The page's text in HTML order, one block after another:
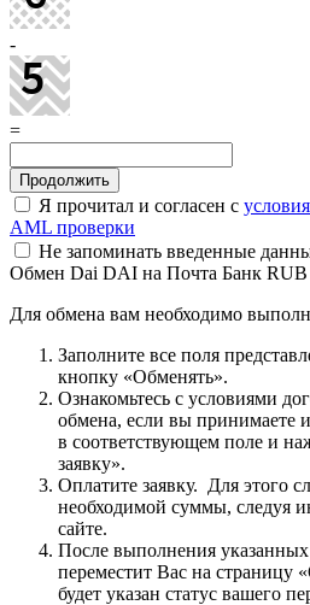
-
=
Я прочитал и согласен с
AML проверки
Не запоминать введенные
Обмен Dai DAI на Почта Банк RUB
Для обмена вам необходимо
Заполните все поля
кнопку «Обменять».
Ознакомьтесь с условиями
обмена, если вы принимаете
в соответствующем поле и
заявку».
Оплатите заявку. Для этого
необходимой суммы, следуя
сайте.
После выполнения указанных
переместит Вас на страницу
будет указан статус вашего